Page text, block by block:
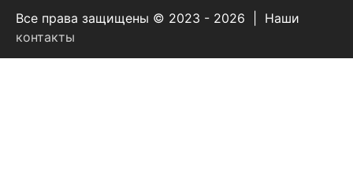
Все права защищены © 2023 - 2026 | Наши
контакты